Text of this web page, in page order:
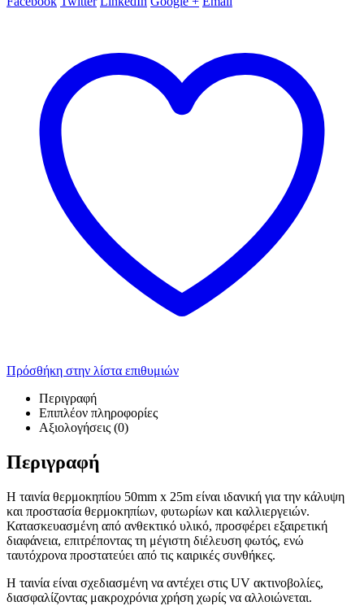
Πρόσθήκη στην λίστα επιθυμιών
Περιγραφή
Επιπλέον πληροφορίες
Αξιολογήσεις (0)
Περιγραφή
Η ταινία θερμοκηπίου 50mm x 25m είναι ιδανική για την κάλυψη
και προστασία θερμοκηπίων, φυτωρίων και καλλιεργειών.
Κατασκευασμένη από ανθεκτικό υλικό, προσφέρει εξαιρετική
διαφάνεια, επιτρέποντας τη μέγιστη διέλευση φωτός, ενώ
ταυτόχρονα προστατεύει από τις καιρικές συνθήκες.
Η ταινία είναι σχεδιασμένη να αντέχει στις UV ακτινοβολίες,
διασφαλίζοντας μακροχρόνια χρήση χωρίς να αλλοιώνεται.